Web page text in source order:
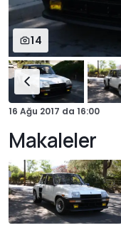
14
16 Ağu 2017 da 16:00
Makaleler